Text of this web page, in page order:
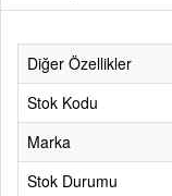
Diğer Özellikler
Stok Kodu
Marka
Stok Durumu